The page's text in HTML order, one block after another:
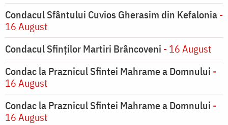
Condacul Sfântului Cuvios Gherasim din Kefalonia-
16 August
Condacul Sfinților Martiri Brâncoveni - 16 August
Condac la Praznicul Sfintei Mahrame a Domnului -
16 August
Condac la Praznicul Sfintei Mahrame a Domnului -
16 August